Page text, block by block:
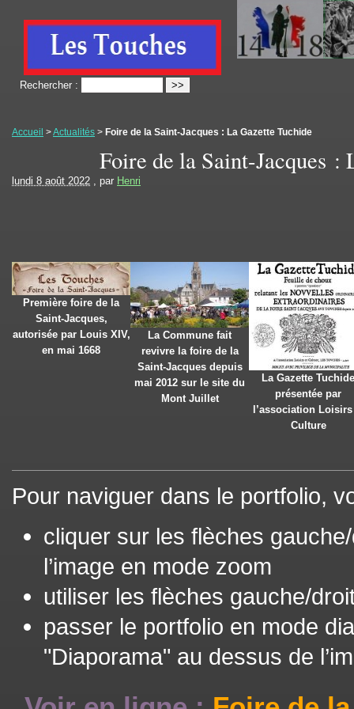
Rechercher :
Accueil >Actualités > Foire de la Saint-Jacques : La Gazette Tuchide
Foire de la Saint-Jacques :
lundi 8 août 2022 , par Henri
Première foire de la
Saint-Jacques,
autorisée par Louis XIV,
en mai 1668
La Commune fait
revivre la foire de la
Saint-Jacques depuis
mai 2012 sur le site du
Mont Juillet
La Gazette Tuchide
présentée par
l’association Loisirs
Culture
Pour naviguer dans le portfolio,
cliquer sur les flèches
l’image en mode zoom
utiliser les flèches gauche/
passer le portfolio en mode
"Diaporama" au dessus de